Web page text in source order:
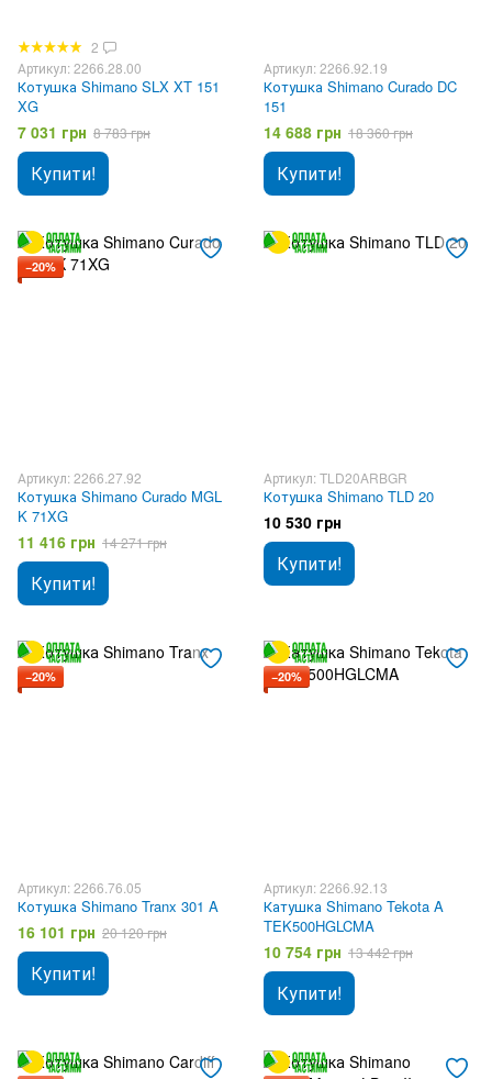
2
Артикул: 2266.28.00
Котушка Shimano SLX XT 151
XG
7 031 грн 8 783 грн
Купити!
Артикул: 2266.92.19
Котушка Shimano Curado DC
151
14 688 грн 18 360 грн
Купити!
−20%
Артикул: 2266.27.92
Котушка Shimano Curado MGL
K 71XG
11 416 грн 14 271 грн
Купити!
Артикул: TLD20ARBGR
Котушка Shimano TLD 20
10 530 грн
Купити!
−20%
Артикул: 2266.76.05
Котушка Shimano Tranx 301 A
16 101 грн 20 120 грн
Купити!
−20%
Артикул: 2266.92.13
Катушка Shimano Tekota A
TEK500HGLCMA
10 754 грн 13 442 грн
Купити!